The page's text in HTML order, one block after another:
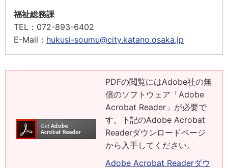
福祉総務課
TEL： 072-893-6402
E-Mail： hukusi-soumu@city.katano.osaka.jp
PDFの閲覧にはAdobe社の無
償のソフトウェア「Adobe
Acrobat Reader」が必要で
す。下記のAdobe Acrobat
Readerダウンロードページ
から入手してください。
Adobe Acrobat Readerダウ